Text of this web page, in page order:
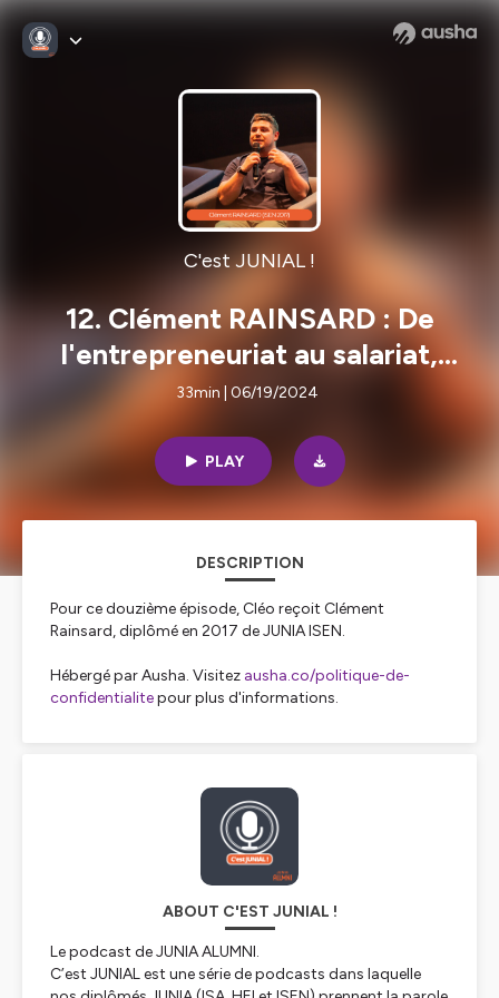
C'est JUNIAL !
12. Clément RAINSARD : De
l'entrepreneuriat au salariat,
comment naviguer entre deux
mondes ?
33min | 06/19/2024
PLAY
DESCRIPTION
Pour ce douzième épisode, Cléo reçoit Clément
Rainsard, diplômé en 2017 de JUNIA ISEN.
Hébergé par Ausha. Visitez ausha.co/politique-de-
confidentialitepour plus d'informations.
ABOUT C'EST JUNIAL !
Le podcast de JUNIA ALUMNI.
C’est JUNIAL est une série de podcasts dans laquelle